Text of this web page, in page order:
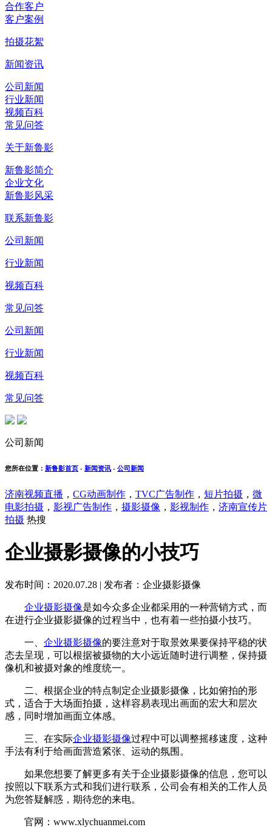
合作客户
客户案例
拍摄花絮
新闻资讯
公司新闻
行业新闻
视频百科
常见问答
关于新鲁影
新鲁影简介
企业文化
新鲁影风采
联系新鲁影
公司新闻
行业新闻
视频百科
常见问答
公司新闻
行业新闻
视频百科
常见问答
公司新闻
您所在位置： 新鲁影首页 - 新闻资讯 - 公司新闻
济南视频直播 ， CG动画制作 ， TVC广告制作 ， 短片拍摄 ， 微
电影拍摄 ， 影视广告制作 ， 摄影摄像 ， 影视制作 ， 济南宣传片
拍摄 热搜
企业摄影摄像的小技巧
发布时间：2020.07.28 | 发布者：企业摄影摄像
企业摄影摄像是如今众多企业都采用的一种营销方式，而
在进行企业摄影摄像的过程当中，也有着一些拍摄小技巧。
一、 企业摄影摄像的要注意对于取景效果要保持平稳的状
态去呈现，可以根据被摄物的大小远近随时进行调整，保持摄
像机和被摄对象的维度统一。
二、根据企业的特点制定企业摄影摄像，比如俯拍的形
式，适合于大场面拍摄，这样容易表现出画面的宏大和层次
感，同时增加画面立体感。
三、在实际企业摄影摄像过程中可以调整摇移速度，这种
手法有利于给画面营造紧张、运动的氛围。
如果您想要了解更多有关于企业摄影摄像的信息，您可以
按照以下联系方式和我们进行联系，公司会有相关的工作人员
为您答疑解惑，期待您的来电。
官网：www.xlychuanmei.com